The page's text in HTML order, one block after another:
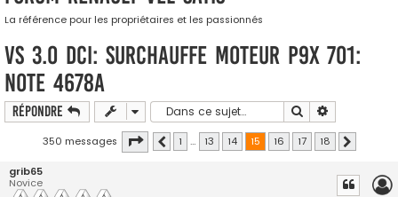
La référence pour les propriétaires et les passionnés
VS 3.0 DCI: Surchauffe Moteur P9X 701:
Note 4678A
Répondre Rechercher
350 messages Page Précédente
1 … 13 14 15 16 17 18
grib65
Novice